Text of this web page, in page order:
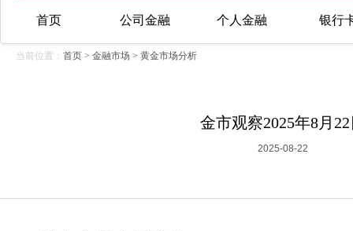
首页 公司金融 个人金融 银行
当前位置： 首页 > 金融市场 > 黄金市场分析
金市观察2025年8月
2025-08-22